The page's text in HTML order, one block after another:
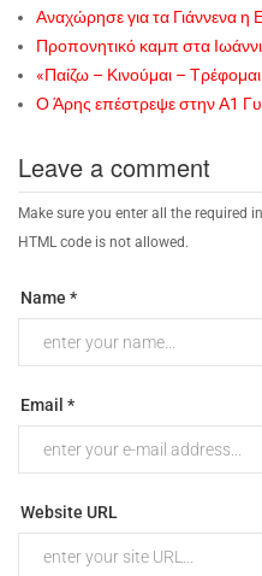
Αναχώρησε για τα Γιάννενα η
Προπονητικό καμπ στα
«Παίζω – Κινούμαι –
Ο Άρης επέστρεψε στην Α1
Leave a comment
Make sure you enter all the required
HTML code is not allowed.
Name *
Email *
Website URL